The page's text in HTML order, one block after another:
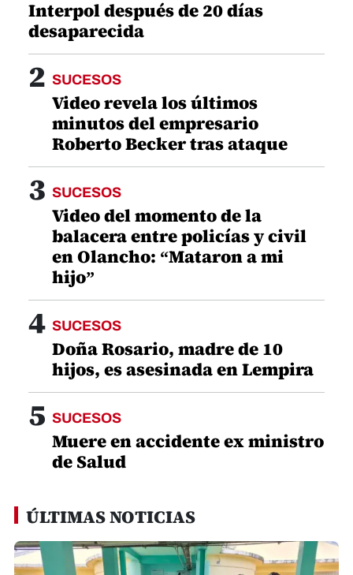
Interpol después de 20 días
desaparecida
2 SUCESOS
Video revela los últimos
minutos del empresario
Roberto Becker tras ataque
3 SUCESOS
Video del momento de la
balacera entre policías y civil
en Olancho: “Mataron a mi
hijo”
4 SUCESOS
Doña Rosario, madre de 10
hijos, es asesinada en Lempira
5 SUCESOS
Muere en accidente ex ministro
de Salud
ÚLTIMAS NOTICIAS